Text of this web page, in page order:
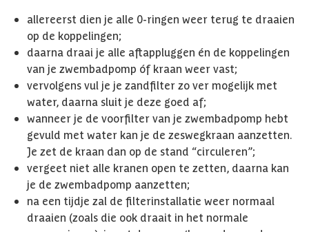
allereerst dien je alle 0-ringen weer terug te draaien
op de koppelingen;
daarna draai je alle aftappluggen én de koppelingen
van je zwembadpomp óf kraan weer vast;
vervolgens vul je je zandfilter zo ver mogelijk met
water, daarna sluit je deze goed af;
wanneer je de voorfilter van je zwembadpomp hebt
gevuld met water kan je de zeswegkraan aanzetten.
Je zet de kraan dan op de stand “circuleren”;
vergeet niet alle kranen open te zetten, daarna kan
je de zwembadpomp aanzetten;
na een tijdje zal de filterinstallatie weer normaal
draaien (zoals die ook draait in het normale